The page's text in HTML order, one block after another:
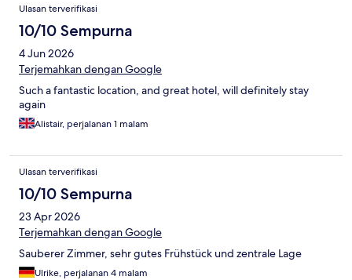
Ulasan terverifikasi
10/10 Sempurna
4 Jun 2026
Terjemahkan dengan Google
Such a fantastic location, and great hotel, will definitely stay
again
Alistair, perjalanan 1 malam
Ulasan terverifikasi
10/10 Sempurna
23 Apr 2026
Terjemahkan dengan Google
Sauberer Zimmer, sehr gutes Frühstück und zentrale Lage
Ulrike, perjalanan 4 malam